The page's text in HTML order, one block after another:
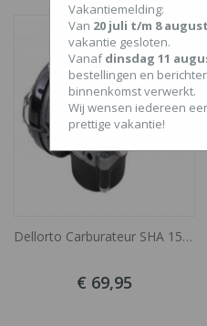
Dellorto Carburateur SHA 15/15 Tomos A35
€ 69,95
Vakantiemelding:
Van 20 juli t/m 8
vakantie gesloten.
Vanafdinsdag 11
bestellingen en
binnenkomst verwerkt.
Wij wensen iedereen
prettige vakantie!